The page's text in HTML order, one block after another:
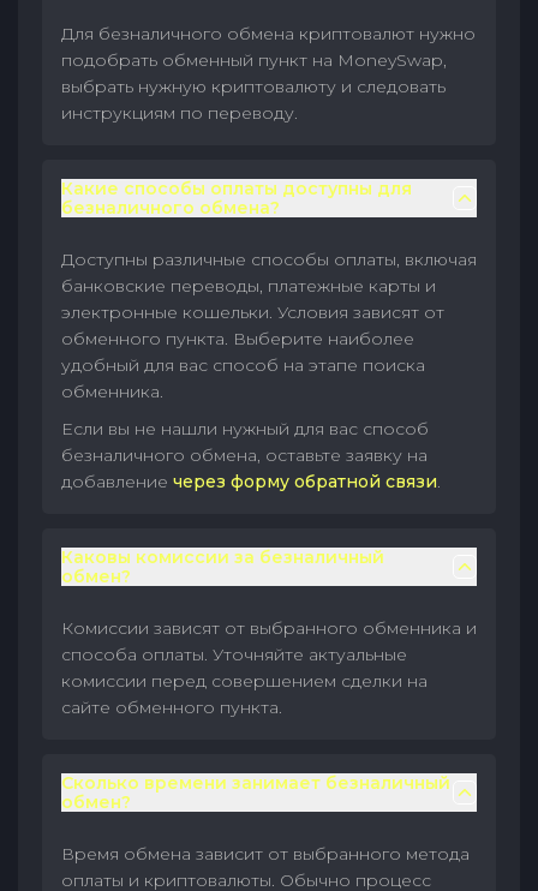
Для безналичного обмена криптовалют нужно
подобрать обменный пункт на MoneySwap,
выбрать нужную криптовалюту и следовать
инструкциям по переводу.
Какие способы оплаты доступны для
безналичного обмена?
Доступны различные способы оплаты, включая
банковские переводы, платежные карты и
электронные кошельки. Условия зависят от
обменного пункта. Выберите наиболее
удобный для вас способ на этапе поиска
обменника.
Если вы не нашли нужный для вас способ
безналичного обмена, оставьте заявку на
добавление через форму обратной связи.
Каковы комиссии за безналичный
обмен?
Комиссии зависят от выбранного обменника и
способа оплаты. Уточняйте актуальные
комиссии перед совершением сделки на
сайте обменного пункта.
Сколько времени занимает безналичный
обмен?
Время обмена зависит от выбранного метода
оплаты и криптовалюты. Обычно процесс